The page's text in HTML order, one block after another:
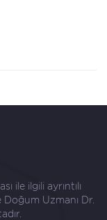
ile ilgili ayrıntılı
Doğum Uzmanı Dr.